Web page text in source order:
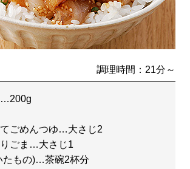
調理時間：21分～
…200g
ごめんつゆ…大さじ2
ごま…大さじ1
たもの)…茶碗2杯分